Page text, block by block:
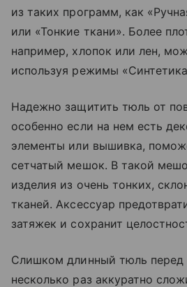
из таких программ, как
или «‎Тонкие ткани». Более
например, хлопок или лен,
используя режимы
Надежно защитить тюль от
особенно если на нем есть
элементы или вышивка,
сетчатый мешок. В такой
изделия из очень тонких,
тканей. Аксессуар
затяжек и сохранит
Слишком длинный тюль перед
несколько раз аккуратно